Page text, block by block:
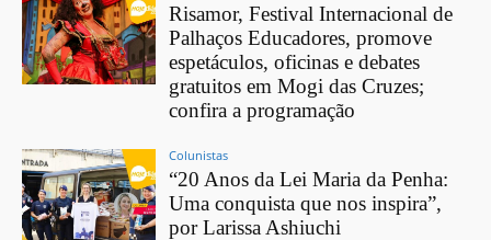
Risamor, Festival Internacional de
Palhaços Educadores, promove
espetáculos, oficinas e debates
gratuitos em Mogi das Cruzes;
confira a programação
Colunistas
“20 Anos da Lei Maria da Penha:
Uma conquista que nos inspira”,
por Larissa Ashiuchi